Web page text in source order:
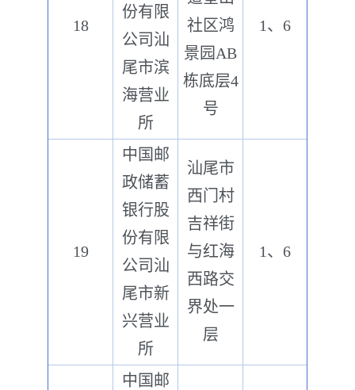
18
份有限
公司汕
尾市滨
海营业
所
社区鸿
景园AB
栋底层4
号
1、6
19
中国邮
政储蓄
银行股
份有限
公司汕
尾市新
兴营业
所
汕尾市
西门村
吉祥街
与红海
西路交
界处一
层
1、6
中国邮